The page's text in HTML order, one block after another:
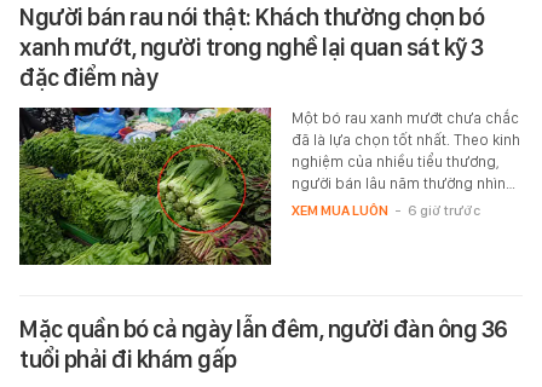
Người bán rau nói thật: Khách thường chọn bó
xanh mướt, người trong nghề lại quan sát kỹ 3
đặc điểm này
Một bó rau xanh mướt chưa chắc
đã là lựa chọn tốt nhất. Theo kinh
nghiệm của nhiều tiểu thương,
người bán lâu năm thường nhìn…
XEM MUA LUÔN - 6 giờ trước
Mặc quần bó cả ngày lẫn đêm, người đàn ông 36
tuổi phải đi khám gấp